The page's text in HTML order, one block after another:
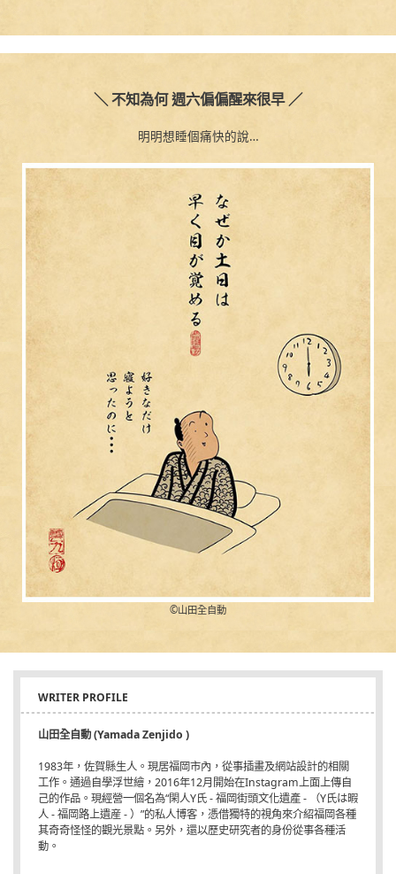
＼ 不知為何 週六偏偏醒來很早 ／
明明想睡個痛快的說…
©︎山田全自動
WRITER PROFILE
山田全自動 (Yamada Zenjido )
1983年，佐賀縣生人。現居福岡市內，從事插畫及網站設計的相關
工作。通過自學浮世繪，2016年12月開始在Instagram上面上傳自
己的作品。現經營一個名為“閑人Y氏 - 福岡街頭文化遺產 - （Y氏は暇
人 - 福岡路上遺産 - ）”的私人博客，憑借獨特的視角來介紹福岡各種
其奇奇怪怪的觀光景點。另外，還以歷史研究者的身份從事各種活
動。